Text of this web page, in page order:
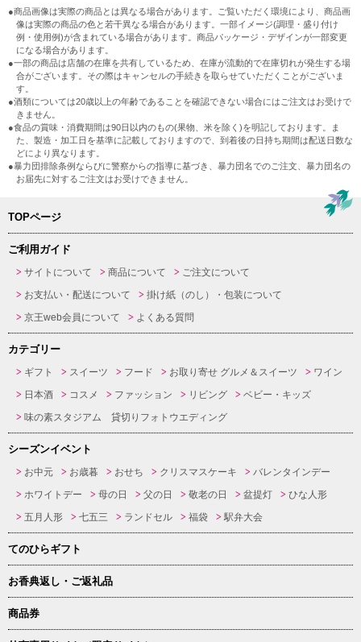
●商品画像は実際の商品とは異なる場合があります。ご覧いただく環境により、商品画
像は実際の商品の色と若干異なる場合があります。一部イメージ(調理・盛り付け
例・使用例)が含まれている場合があります。商品パッケージ・デザインが一部変更
になる場合があります。
●一部の商品は店舗の在庫を共有しているため、在庫が流動的で在庫切れが発生する場
合がございます。その際はキャンセルの手続きを取らせていただくことがございま
す。
●酒類については20歳以上の年齢であることを確認できない場合にはご注文はお受けで
きません。
●食品の賞味・消費期間は90日以内のもの(果物、米を除く)を明記しております。ま
た、製造・加工日を基準に記載しておりますので、到着後の日持ち期間は配送日数な
どにより異なります。
●暴力団排除条例ならびに警察からの指導に基づき、暴力団名でのご注文、暴力団名の
お届先に対するご注文はお受けできません。
TOPページ
ご利用ガイド
サイトについて 商品について
ご注文について
お支払い・配送について
掛け紙（のし）・包装について
京王web会員について
よくある質問
カテゴリー
ギフト スイーツ フード お取り寄せ グルメ＆スイーツ
ワイン
日本酒
コスメ ファッション リビング
ベビー・キッズ
味の素スタジアム 貸切りフォトウエディング
シーズンイベント
お中元 お歳暮 おせち クリスマスケーキ
バレンタインデー
ホワイトデー
母の日 父の日 敬老の日 盆提灯
ひな人形
五月人形
七五三 ランドセル 福袋 駅弁大会
てのひらギフト
お香典返し・ご返礼品
商品券